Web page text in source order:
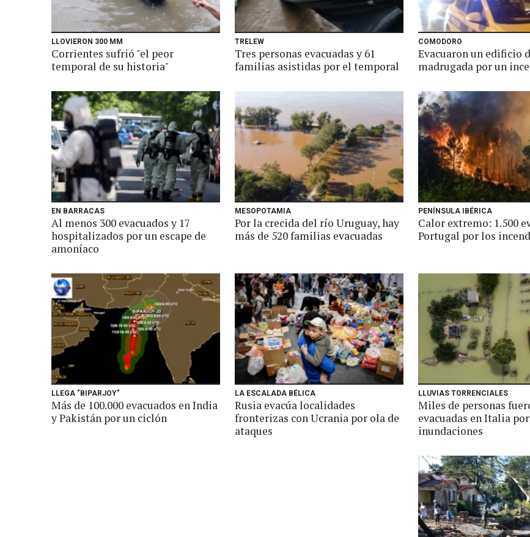
LLOVIERON 300 MM
Corrientes sufrió "el peor
temporal de su historia"
TRELEW
Tres personas evacuadas y 61
familias asistidas por el temporal
COMODORO
Evacuaron un edificio
madrugada por un
EN BARRACAS
Al menos 300 evacuados y 17
hospitalizados por un escape de
amoníaco
MESOPOTAMIA
Por la crecida del río Uruguay, hay
más de 520 familias evacuadas
PENÍNSULA IBÉRICA
Calor extremo: 1.500
Portugal por los
LLEGA "BIPARJOY"
Más de 100.000 evacuados en India
y Pakistán por un ciclón
LA ESCALADA BÉLICA
Rusia evacúa localidades
fronterizas con Ucrania por ola de
ataques
LLUVIAS TORRENCIALES
Miles de personas
evacuadas en Italia por
inundaciones